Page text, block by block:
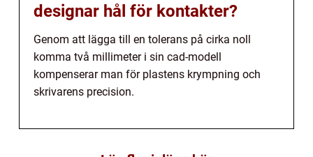
designar hål för kontakter?
Genom att lägga till en tolerans på cirka noll
komma två millimeter i sin cad-modell
kompenserar man för plastens krympning och
skrivarens precision.